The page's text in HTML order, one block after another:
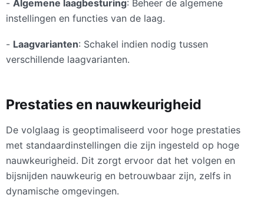
- Algemene laagbesturing: Beheer de algemene
instellingen en functies van de laag.
- Laagvarianten: Schakel indien nodig tussen
verschillende laagvarianten.
Prestaties en nauwkeurigheid
De volglaag is geoptimaliseerd voor hoge prestaties
met standaardinstellingen die zijn ingesteld op hoge
nauwkeurigheid. Dit zorgt ervoor dat het volgen en
bijsnijden nauwkeurig en betrouwbaar zijn, zelfs in
dynamische omgevingen.